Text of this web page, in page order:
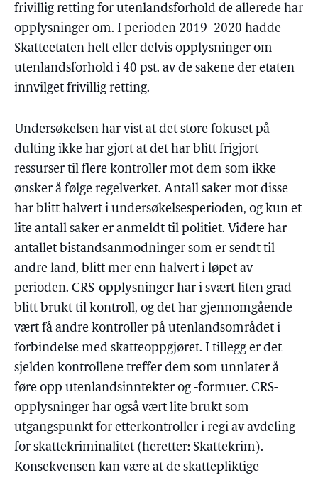
frivillig retting for utenlandsforhold de allerede har
opplysninger om. I perioden 2019–2020 hadde
Skatteetaten helt eller delvis opplysninger om
utenlandsforhold i 40 pst. av de sakene der etaten
innvilget frivillig retting.
Undersøkelsen har vist at det store fokuset på
dulting ikke har gjort at det har blitt frigjort
ressurser til flere kontroller mot dem som ikke
ønsker å følge regelverket. Antall saker mot disse
har blitt halvert i undersøkelsesperioden, og kun et
lite antall saker er anmeldt til politiet. Videre har
antallet bistandsanmodninger som er sendt til
andre land, blitt mer enn halvert i løpet av
perioden. CRS-opplysninger har i svært liten grad
blitt brukt til kontroll, og det har gjennomgående
vært få andre kontroller på utenlandsområdet i
forbindelse med skatteoppgjøret. I tillegg er det
sjelden kontrollene treffer dem som unnlater å
føre opp utenlandsinntekter og -formuer. CRS-
opplysninger har også vært lite brukt som
utgangspunkt for etterkontroller i regi av avdeling
for skattekriminalitet (heretter: Skattekrim).
Konsekvensen kan være at de skattepliktige